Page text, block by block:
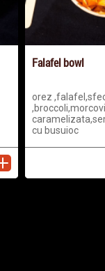
Falafel bowl
orez
cu busuioc